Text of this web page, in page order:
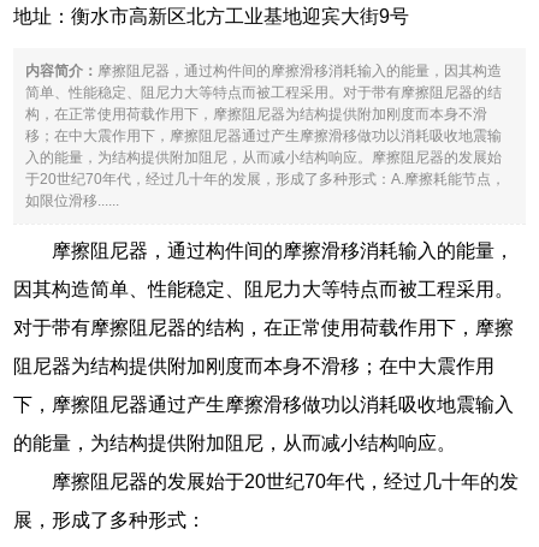
地址：衡水市高新区北方工业基地迎宾大街9号
内容简介： 摩擦阻尼器，通过构件间的摩擦滑移消耗输入的能量，因其构造
简单、性能稳定、阻尼力大等特点而被工程采用。对于带有摩擦阻尼器的结
构，在正常使用荷载作用下，摩擦阻尼器为结构提供附加刚度而本身不滑
移；在中大震作用下，摩擦阻尼器通过产生摩擦滑移做功以消耗吸收地震输
入的能量，为结构提供附加阻尼，从而减小结构响应。摩擦阻尼器的发展始
于20世纪70年代，经过几十年的发展，形成了多种形式：A.摩擦耗能节点，
如限位滑移......
摩擦阻尼器，通过构件间的摩擦滑移消耗输入的能量，
因其构造简单、性能稳定、阻尼力大等特点而被工程采用。
对于带有摩擦阻尼器的结构，在正常使用荷载作用下，摩擦
阻尼器为结构提供附加刚度而本身不滑移；在中大震作用
下，摩擦阻尼器通过产生摩擦滑移做功以消耗吸收地震输入
的能量，为结构提供附加阻尼，从而减小结构响应。
摩擦阻尼器的发展始于20世纪70年代，经过几十年的发
展，形成了多种形式：